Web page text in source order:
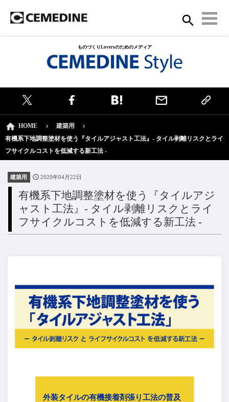
ものづくりLoversのためのメディア
HOME
建築用
有機系下地調整塗材を使う『タイルアジャスト工法』- タイル剥離リスクとライ
フサイクルコストを低減する新工法 -
建築用 2020年04月22日
有機系下地調整塗材を使う『タイルアジ
ャスト工法』- タイル剥離リスクとライ
フサイクルコストを低減する新工法 -
外装タイルの有機接着剤張り工法の普及